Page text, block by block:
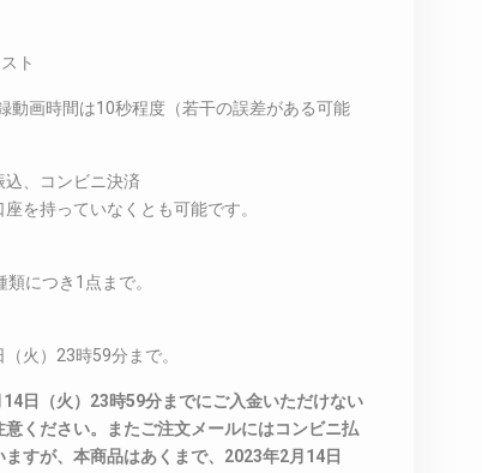
ト
動画時間は10秒程度（若干の誤差がある可能
込、コンビニ決済
を持っていなくとも可能です。
につき1点まで。
火）23時59分まで。
日（火）23時59分までにご入金いただけない
ください。またご注文メールにはコンビニ払
すが、本商品はあくまで、2023年2月14日